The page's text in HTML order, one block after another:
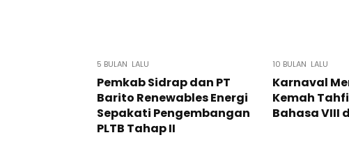
5 BULAN LALU
Pemkab Sidrap dan PT
Barito Renewables Energi
Sepakati Pengembangan
PLTB Tahap II
10 BULAN LALU
Karnaval
Kemah
Bahasa VIII